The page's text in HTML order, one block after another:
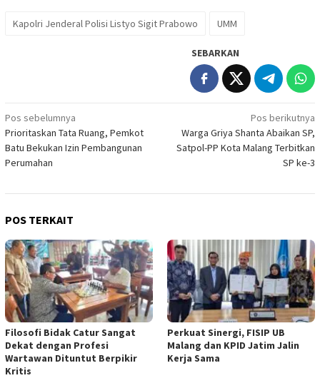
Kapolri Jenderal Polisi Listyo Sigit Prabowo UMM
SEBARKAN
Navigasi
pos
Pos sebelumnya
Prioritaskan Tata Ruang, Pemkot
Batu Bekukan Izin Pembangunan
Perumahan
Pos berikutnya
Warga Griya Shanta Abaikan SP,
Satpol-PP Kota Malang Terbitkan
SP ke-3
POS TERKAIT
Filosofi Bidak Catur Sangat
Dekat dengan Profesi
Wartawan Dituntut Berpikir
Kritis
Perkuat Sinergi, FISIP UB
Malang dan KPID Jatim Jalin
Kerja Sama